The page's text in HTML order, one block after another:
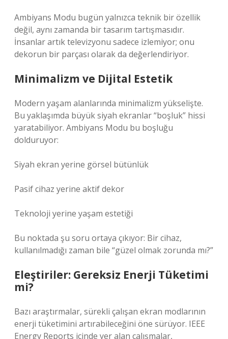
Ambiyans Modu bugün yalnızca teknik bir özellik
değil, aynı zamanda bir tasarım tartışmasıdır.
İnsanlar artık televizyonu sadece izlemiyor; onu
dekorun bir parçası olarak da değerlendiriyor.
Minimalizm ve Dijital Estetik
Modern yaşam alanlarında minimalizm yükselişte.
Bu yaklaşımda büyük siyah ekranlar “boşluk” hissi
yaratabiliyor. Ambiyans Modu bu boşluğu
dolduruyor:
Siyah ekran yerine görsel bütünlük
Pasif cihaz yerine aktif dekor
Teknoloji yerine yaşam estetiği
Bu noktada şu soru ortaya çıkıyor: Bir cihaz,
kullanılmadığı zaman bile “güzel olmak zorunda mı?”
Eleştiriler: Gereksiz Enerji Tüketimi
mi?
Bazı araştırmalar, sürekli çalışan ekran modlarının
enerji tüketimini artırabileceğini öne sürüyor. IEEE
Energy Reports içinde yer alan çalışmalar,